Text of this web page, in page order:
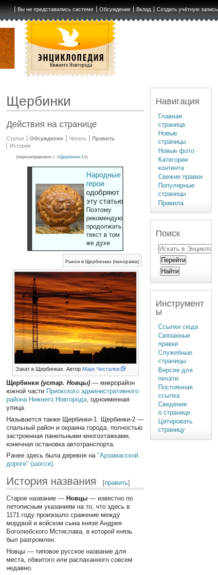
Вы не представились системе Обсуждение Вклад Создать учётную запись
Щербинки
Действия на странице
Статья Обсуждение Читать
Править
История
(перенаправлено с «Щербинки-1»)
Народные
герои
одобряют
эту статью
Поэтому
рекомендуют
продолжать
текст в том
же духе
Рынок в Щербинках (панорама)
Закат в Щербинках. Автор Марк Чисталев
Щербинки(устар. Новцы) — микрорайон
южной части Приокского административного
района Нижнего Новгорода, одноименная
улица.
Называется также Щербинки-1: Щербинки-2 —
спальный район и окраина города, полностью
застроенная панельными многоэтажками,
конечная остановка автотранспорта.
Ранее здесь была деревня на"Арзамасской
дороге" (шоссе).
История названия [править]
Старое название — Новцы — известно по
летописным указаниям на то, что здесь в
1171 году произошло сражение между
мордвой и войском сына князя Андрея
Боголюбского Мстислава, в которой князь
был разгромлен.
Новцы — типовое русское название для
места, обжитого или распаханного совсем
недавно.
Навигация
Главная
страница
Новые
страницы
Новые фото
Категории
контента
Свежие правки
Популярные
страницы
Правила
Поиск
Инструмент
ы
Ссылки сюда
Связанные
правки
Служебные
страницы
Версия для
печати
Постоянная
ссылка
Сведения
о странице
Цитировать
страницу